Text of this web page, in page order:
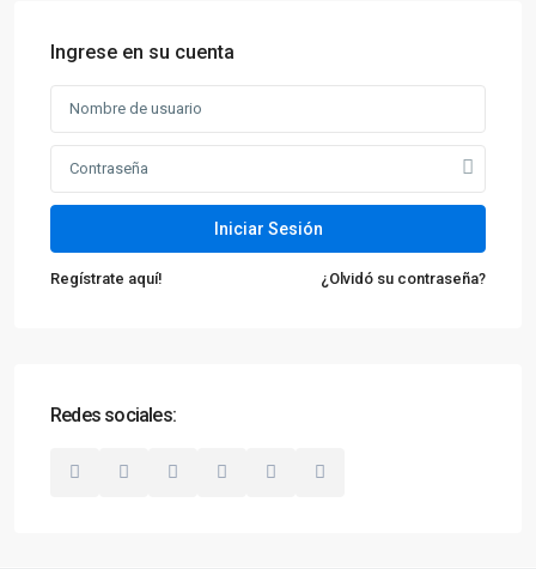
Ingrese en su cuenta
Iniciar Sesión
Regístrate aquí! ¿Olvidó su contraseña?
Redes sociales: